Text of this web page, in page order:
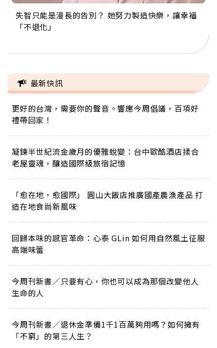
失智只能是漫長的告別？ 她努力製造快樂，讓幸福
「不退化」
來自剛果的巧克力神父 為台灣奉獻36年 「台灣是我
的家，我連作夢都講台語！」
63歲卸矽谷副總、搬回台灣找快樂！「蛋黃哥小
丑」走進安養院，逗樂上萬爺奶：退休後才開始真
104歲打破金氏世界紀錄 成為全球最年長羽球選
手，分享長壽的秘密原來是「這個」
事業巔峰他選擇追夢…黑手阿伯拉小提琴還登上小
巨蛋！連CNN都大讚！
最新快訊
更好的台灣，需要你的聲音。響應今周倡議，百項好
禮帶回家！
凝鍊半世紀流金歲月的優雅蛻變：台中歐酷酒店揉合
老屋靈魂，釀造國際級旅宿記憶
「愈在地，愈國際」 圓山大飯店推廣國產農漁產品 打
造在地食尚新風味
回歸本味的感官革命：心泰 GLin 如何用自然風土征服
高端味蕾
今周刊新書／只要有心，你也可以成為那個改變他人
生命的人
今周刊新書／退休金準備1千1百萬夠用嗎？如何擁有
「不窮」的第三人生？